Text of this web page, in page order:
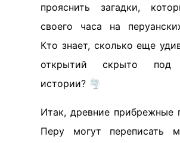
прояснить загадки,
своего часа на
Кто знает, сколько еще
открытий скрыто под
истории? 🌪️
Итак, древние прибрежные
Перу могут переписать